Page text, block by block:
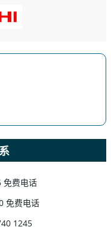
免费电话
免费电话
1245